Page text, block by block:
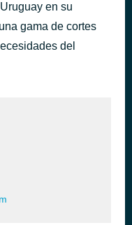
en su
gama de cortes
del